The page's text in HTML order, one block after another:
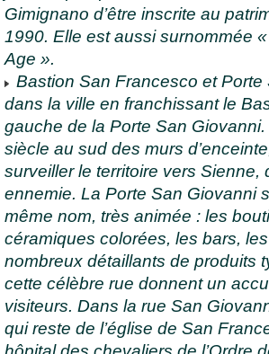
Gimignano d’être inscrite au
1990. Elle est aussi surnommée
Age ».
Bastion San Francesco et
dans la ville en franchissant le
gauche de la Porte San
siècle au sud des murs
surveiller le territoire vers Sienne,
ennemie. La Porte San Giovanni
même nom, très animée : les
céramiques colorées, les bars,
nombreux détaillants de produits
cette célèbre rue donnent un
visiteurs. Dans la rue San
qui reste de l’église de San